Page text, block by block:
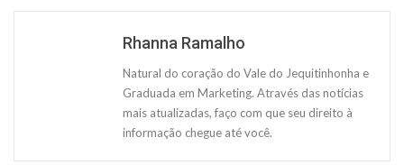
Rhanna Ramalho
Natural do coração do Vale do Jequitinhonha e
Graduada em Marketing. Através das notícias
mais atualizadas, faço com que seu direito à
informação chegue até você.